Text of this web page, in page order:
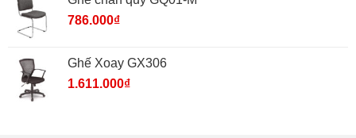
786.000₫
Ghế Xoay GX306
1.611.000₫